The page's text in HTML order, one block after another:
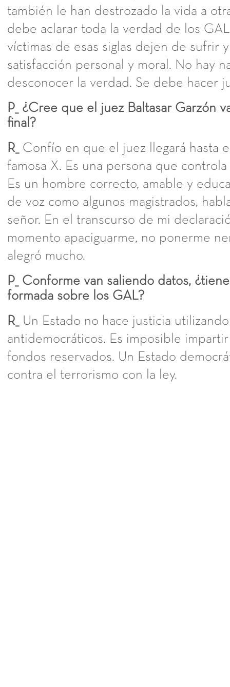
también le han destrozado la vida a
debe aclarar toda la verdad de los
víctimas de esas siglas dejen de sufrir
satisfacción personal y moral. No hay
desconocer la verdad. Se debe hacer
P_ ¿Cree que el juez Baltasar Garzón
final?
R_
Confío en que el juez llegará hasta
famosa X. Es una persona que
Es un hombre correcto, amable y
de voz como algunos magistrados,
señor. En el transcurso de mi
momento apaciguarme, no ponerme
alegró mucho.
P_ Conforme van saliendo datos,
formada sobre los GAL?
R_
Un Estado no hace justicia
antidemocráticos. Es imposible
fondos reservados. Un Estado
contra el terrorismo con la ley.